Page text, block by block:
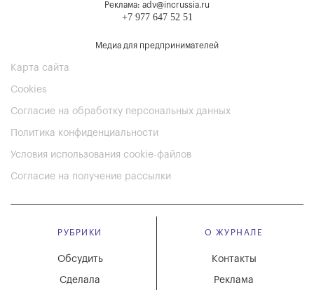
Реклама: adv@incrussia.ru
+7 977 647 52 51
Медиа для предпринимателей
Карта сайта
Cookies
Согласие на обработку персональных данных
Политика конфиденциальности
Условия использования cookie-файлов
Согласие на получение рассылки
РУБРИКИ
Обсудить
Сделала
О ЖУРНАЛЕ
Реклама
Контакты